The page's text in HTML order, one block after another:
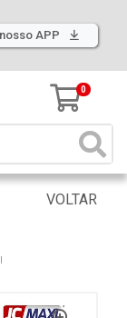
APP
0
VOLTAR